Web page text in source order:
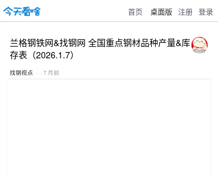
首页 桌面版 注册 登录
兰格钢铁网&找钢网 全国重点钢材品种产量&库
存表（2026.1.7）
找钢视点 · · 7 月前